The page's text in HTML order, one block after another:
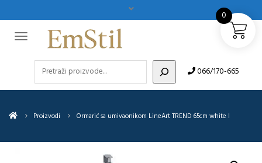
066/170-665
Proizvodi Ormarić sa umivaonikom LineArt TREND 65cm white I
0